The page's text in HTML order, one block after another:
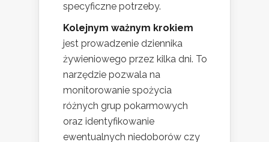
specyficzne potrzeby.
Kolejnym ważnym krokiem
jest prowadzenie dziennika
żywieniowego przez kilka dni. To
narzędzie pozwala na
monitorowanie spożycia
różnych grup pokarmowych
oraz identyfikowanie
ewentualnych niedoborów czy